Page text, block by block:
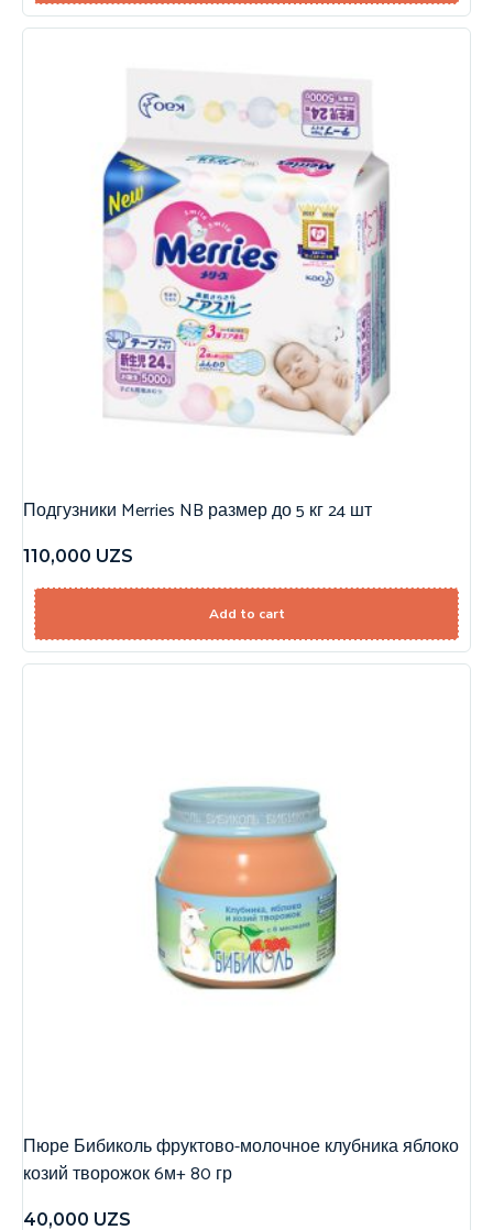
Подгузники Merries NB размер до 5 кг 24 шт
110,000 UZS
Add to cart
Пюре Бибиколь фруктово-молочное клубника яблоко
козий творожок 6м+ 80 гр
40,000 UZS